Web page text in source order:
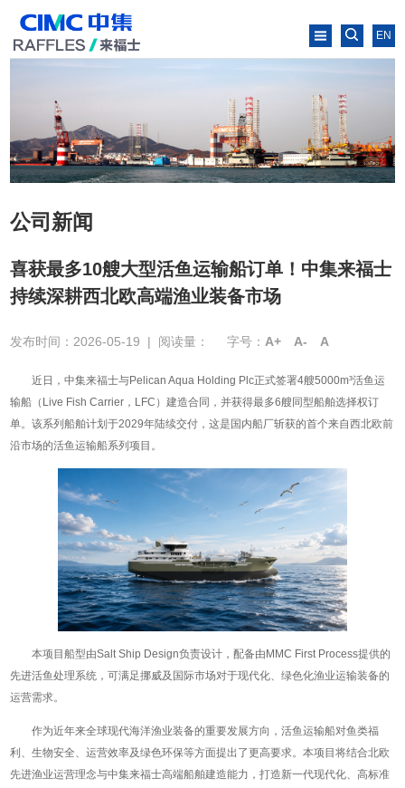
EN
公司新闻
喜获最多10艘大型活鱼运输船订单！中集来福士
持续深耕西北欧高端渔业装备市场
发布时间：2026-05-19 | 阅读量： 字号： A+ A- A
近日，中集来福士与Pelican Aqua Holding Plc正式签署4艘5000m³活鱼运
输船（Live Fish Carrier，LFC）建造合同，并获得最多6艘同型船舶选择权订
单。该系列船舶计划于2029年陆续交付，这是国内船厂斩获的首个来自西北欧前
沿市场的活鱼运输船系列项目。
本项目船型由Salt Ship Design负责设计，配备由MMC First Process提供的
先进活鱼处理系统，可满足挪威及国际市场对于现代化、绿色化渔业运输装备的
运营需求。
作为近年来全球现代海洋渔业装备的重要发展方向，活鱼运输船对鱼类福
利、生物安全、运营效率及绿色环保等方面提出了更高要求。本项目将结合北欧
先进渔业运营理念与中集来福士高端船舶建造能力，打造新一代现代化、高标准